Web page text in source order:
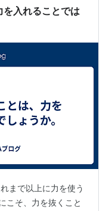
を入れることでは
まで以上に力を使う
こそ、力を抜くこと